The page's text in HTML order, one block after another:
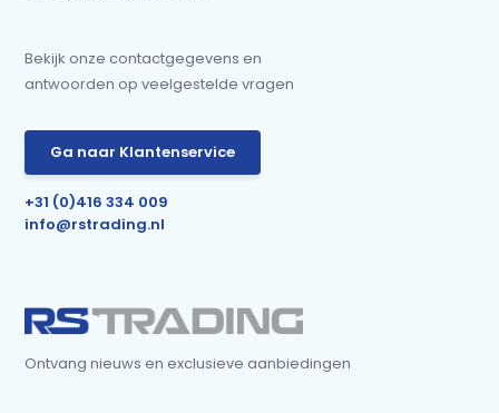
Bekijk onze contactgegevens en
antwoorden op veelgestelde vragen
Ga naar Klantenservice
+31 (0)416 334 009
info@rstrading.nl
Ontvang nieuws en exclusieve aanbiedingen